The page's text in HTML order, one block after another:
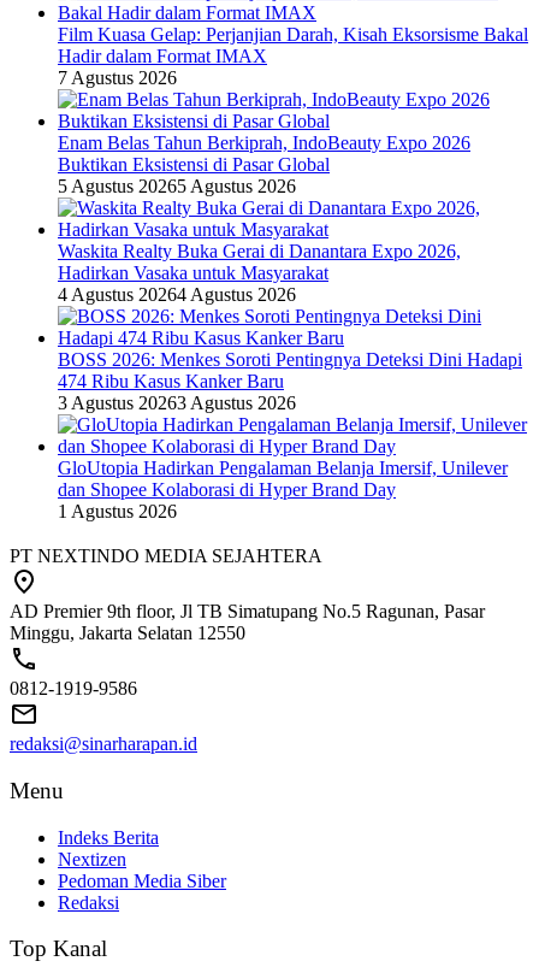
Film Kuasa Gelap: Perjanjian Darah, Kisah Eksorsisme Bakal
Hadir dalam Format IMAX
7 Agustus 2026
Enam Belas Tahun Berkiprah, IndoBeauty Expo 2026
Buktikan Eksistensi di Pasar Global
5 Agustus 20265 Agustus 2026
Waskita Realty Buka Gerai di Danantara Expo 2026,
Hadirkan Vasaka untuk Masyarakat
4 Agustus 20264 Agustus 2026
BOSS 2026: Menkes Soroti Pentingnya Deteksi Dini Hadapi
474 Ribu Kasus Kanker Baru
3 Agustus 20263 Agustus 2026
GloUtopia Hadirkan Pengalaman Belanja Imersif, Unilever
dan Shopee Kolaborasi di Hyper Brand Day
1 Agustus 2026
PT NEXTINDO MEDIA SEJAHTERA
AD Premier 9th floor, Jl TB Simatupang No.5 Ragunan, Pasar
Minggu, Jakarta Selatan 12550
0812-1919-9586
redaksi@sinarharapan.id
Menu
Indeks Berita
Nextizen
Pedoman Media Siber
Redaksi
Top Kanal